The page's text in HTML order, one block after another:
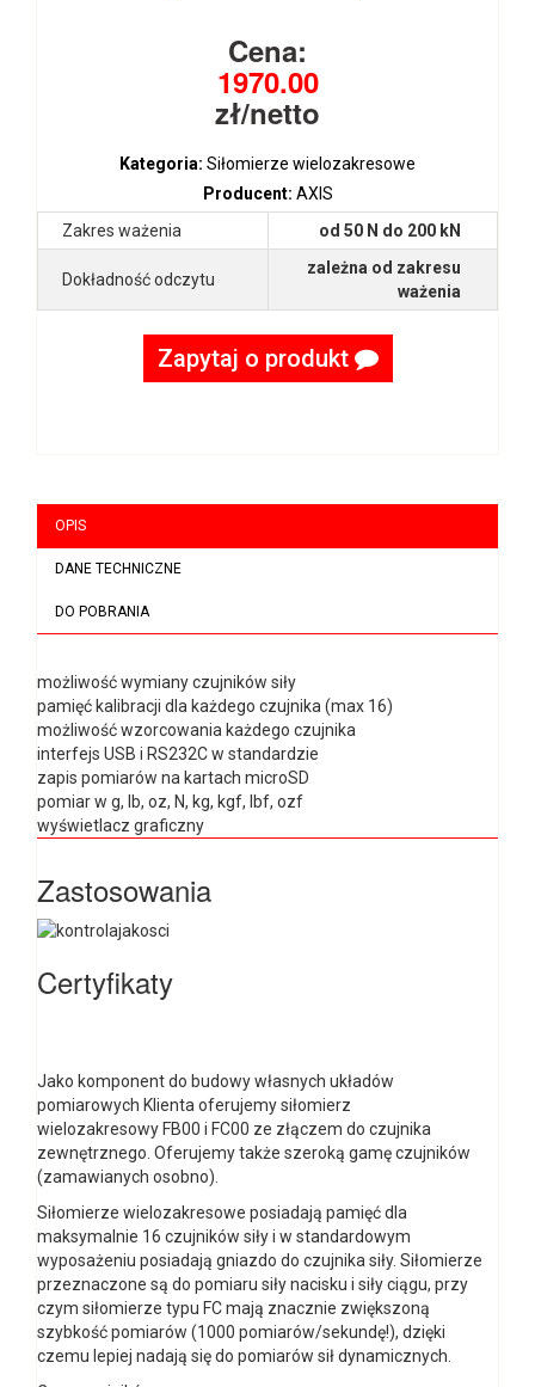
Cena:
1970.00
zł/netto
Kategoria: Siłomierze wielozakresowe
Producent: AXIS
Zakres ważenia
od 50 N do 200 kN
Dokładność odczytu
zależna od zakresu
ważenia
Zapytaj o produkt
OPIS
DANE TECHNICZNE
DO POBRANIA
możliwość wymiany czujników siły
pamięć kalibracji dla każdego czujnika (max 16)
możliwość wzorcowania każdego czujnika
interfejs USB i RS232C w standardzie
zapis pomiarów na kartach microSD
pomiar w g, lb, oz, N, kg, kgf, lbf, ozf
wyświetlacz graficzny
Zastosowania
Certyfikaty
Jako komponent do budowy własnych układów
pomiarowych Klienta oferujemy siłomierz
wielozakresowy FB00 i FC00 ze złączem do czujnika
zewnętrznego. Oferujemy także szeroką gamę czujników
(zamawianych osobno).
Siłomierze wielozakresowe posiadają pamięć dla
maksymalnie 16 czujników siły i w standardowym
wyposażeniu posiadają gniazdo do czujnika siły. Siłomierze
przeznaczone są do pomiaru siły nacisku i siły ciągu, przy
czym siłomierze typu FC mają znacznie zwiększoną
szybkość pomiarów (1000 pomiarów/sekundę!), dzięki
czemu lepiej nadają się do pomiarów sił dynamicznych.